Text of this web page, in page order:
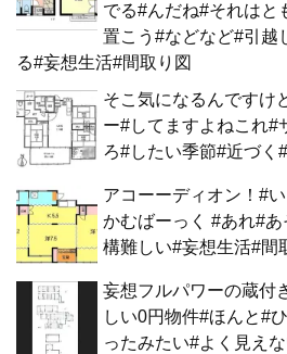
でる#んだね#それはと
置こう#などなど#引越
る#妄想生活#間取り図
そこ気になるんですけ
ー#してますよねこれ#
ろ#したい季節#近づく
アコーーディオン！#
かむばーっく #あれ#
構難しい#妄想生活#間
妄想フルパワーの蔵付
しい0円物件#ほんと#
ったみたい#よく見え